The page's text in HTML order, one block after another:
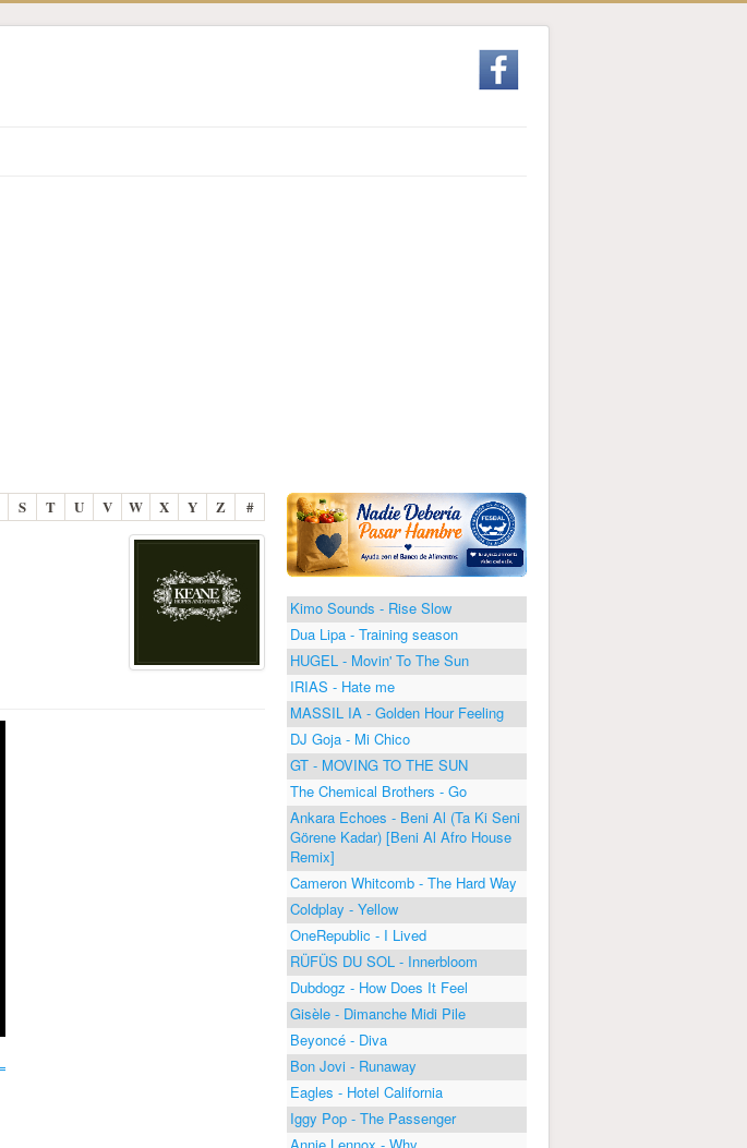
S T U V W X Y Z #
Kimo Sounds - Rise Slow
Dua Lipa - Training season
HUGEL - Movin' To The Sun
IRIAS - Hate me
MASSIL IA - Golden Hour Feeling
DJ Goja - Mi Chico
GT - MOVING TO THE SUN
The Chemical Brothers - Go
Ankara Echoes - Beni Al (Ta Ki Seni
Görene Kadar) [Beni Al Afro House
Remix]
Cameron Whitcomb - The Hard Way
Coldplay - Yellow
OneRepublic - I Lived
RÜFÜS DU SOL - Innerbloom
Dubdogz - How Does It Feel
Gisèle - Dimanche Midi Pile
Beyoncé - Diva
Bon Jovi - Runaway
Eagles - Hotel California
Iggy Pop - The Passenger
Annie Lennox - Why